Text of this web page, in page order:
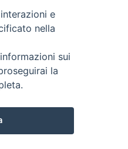
e
nella
sui
la